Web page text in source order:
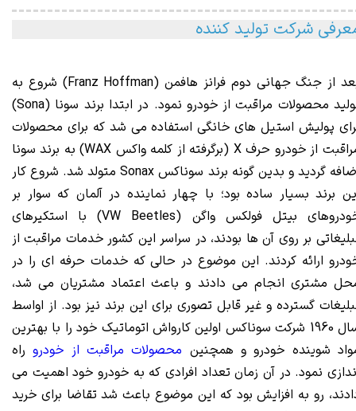
شرکت تولید کننده
بعد از جنگ جهانی دوم فرانز هافمن (Franz Hoffman) شروع به
تولید محصولات مراقبت از خودرو نمود. در ابتدا برند سونا (Sona)
پولیش استیل های خانگی استفاده می شد که برای محصولات
مراقبت از خودرو حرف X (برگرفته از کلمه واکس WAX) به برند سونا
گردید و بدین گونه برند سوناکس Sonax متولد شد. شروع کار
برند بسیار ساده بود؛ با چهار نماینده در آلمان که سوار بر
خودروهای بیتل فولکس واگن (VW Beetles) با استکیرهای
بر روی آن ها بودند، در سراسر این کشور خدمات مراقبت از
ارائه کردند. این موضوع در حالی که خدمات حرفه ای را در
مشتری انجام می دادند و باعث اعتماد مشتریان می شد،
گسترده و غیر قابل تصوری برای این برند نیز بود. از اواسط
سال 1960 شرکت سوناکس اولین کارواش اتوماتیک خود را با بهترین
شوینده خودرو و همچنین محصولات مراقبت از خودروراه
نمود. در آن زمان تعداد افرادی که به خودرو خود اهمیت می
رو به افزایش بود که این موضوع باعث شد تقاضا برای خرید